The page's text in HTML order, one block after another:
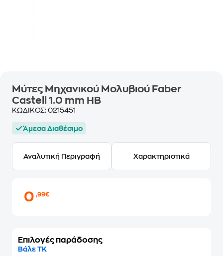
Μύτες Μηχανικού Μολυβιού Faber
Castell 1.0 mm ΗΒ
ΚΩΔΙΚΟΣ: 0215451
Άμεσα Διαθέσιμο
Αναλυτική Περιγραφή Χαρακτηριστικά
0,99€
Επιλογές παράδοσης
Βάλε ΤΚ